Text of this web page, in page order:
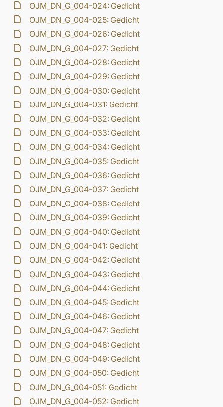
OJM_DN_G_004-024: Gedicht
OJM_DN_G_004-025: Gedicht
OJM_DN_G_004-026: Gedicht
OJM_DN_G_004-027: Gedicht
OJM_DN_G_004-028: Gedicht
OJM_DN_G_004-029: Gedicht
OJM_DN_G_004-030: Gedicht
OJM_DN_G_004-031: Gedicht
OJM_DN_G_004-032: Gedicht
OJM_DN_G_004-033: Gedicht
OJM_DN_G_004-034: Gedicht
OJM_DN_G_004-035: Gedicht
OJM_DN_G_004-036: Gedicht
OJM_DN_G_004-037: Gedicht
OJM_DN_G_004-038: Gedicht
OJM_DN_G_004-039: Gedicht
OJM_DN_G_004-040: Gedicht
OJM_DN_G_004-041: Gedicht
OJM_DN_G_004-042: Gedicht
OJM_DN_G_004-043: Gedicht
OJM_DN_G_004-044: Gedicht
OJM_DN_G_004-045: Gedicht
OJM_DN_G_004-046: Gedicht
OJM_DN_G_004-047: Gedicht
OJM_DN_G_004-048: Gedicht
OJM_DN_G_004-049: Gedicht
OJM_DN_G_004-050: Gedicht
OJM_DN_G_004-051: Gedicht
OJM_DN_G_004-052: Gedicht